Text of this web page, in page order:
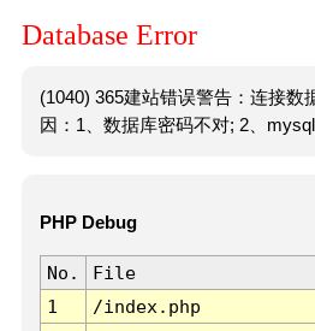
Database Error
(1040) 365建站错误警告：连接数
因：1、数据库密码不对; 2、mysql
PHP Debug
No. File
1
/index.php